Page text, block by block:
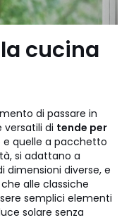
cucina
di passare in
versatili di tende per
e quelle a pacchetto
si adattano a
dimensioni diverse, e
alle classiche
semplici elementi
solare senza